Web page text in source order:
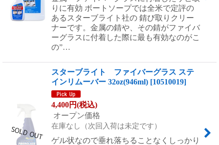
りに有効 ボートソープでは全米で定評の
あるスターブライト社の 錆び取りクリー
ナーです。金属の錆や、その錆がファイバ
ーグラスに付着した際に最も有効なのがこ
の”…
スターブライト ファイバーグラス ステ
インリムーバー 32oz(946ml) [10510019]
4,400円(税込)
オープン価格
在庫なし（次回入荷は未定です）
ゲル状なので垂れ落ちることなくしっかり